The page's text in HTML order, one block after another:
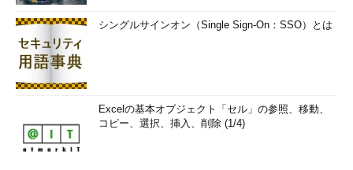
シングルサインオン（Single Sign-On：SSO）とは
Excelの基本オブジェクト「セル」の参照、移動、
コピー、選択、挿入、削除 (1/4)